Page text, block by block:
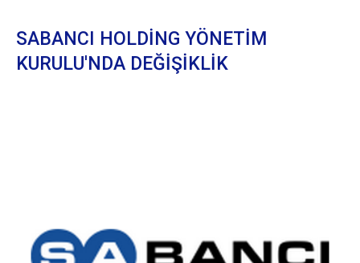
SABANCI HOLDİNG YÖNETİM
KURULU'NDA DEĞİŞİKLİK